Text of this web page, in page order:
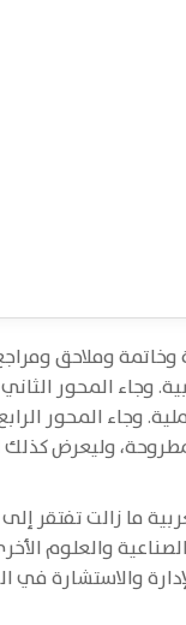
وملاحق
وجاء المحور
وجاء المحور
وليعرض كذلك
ما زالت
الصناعية والعلوم
والاستشارة في